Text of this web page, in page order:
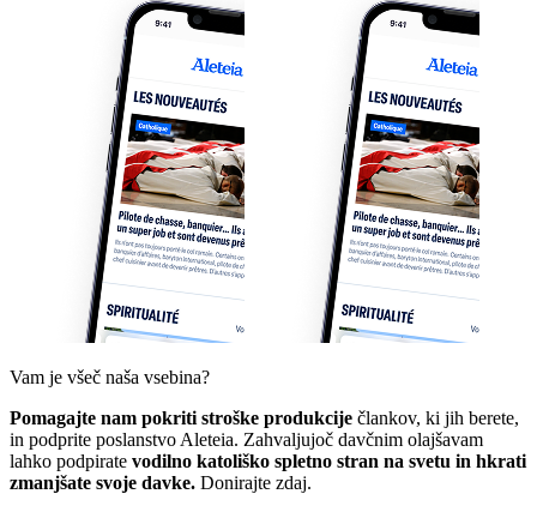
Vam je všeč naša vsebina?
Pomagajte nam pokriti stroške produkcije člankov, ki jih berete,
in podprite poslanstvo Aleteia. Zahvaljujoč davčnim olajšavam
lahko podpirate vodilno katoliško spletno stran na svetu in hkrati
zmanjšate svoje davke. Donirajte zdaj.